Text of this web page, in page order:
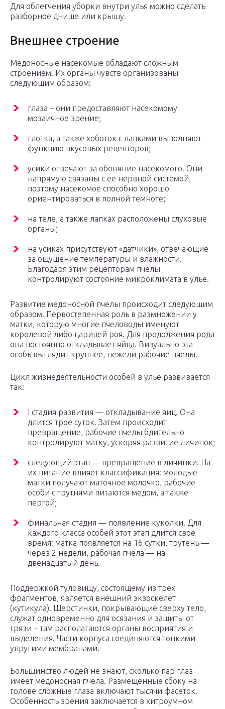
Для облегчения уборки внутри улья можно сделать
разборное днище или крышу.
Внешнее строение
Медоносные насекомые обладают сложным
строением. Их органы чувств организованы
следующим образом:
глаза – они предоставляют насекомому
мозаичное зрение;
глотка, а также хоботок с лапками выполняют
функцию вкусовых рецепторов;
усики отвечают за обоняние насекомого. Они
напрямую связаны с ее нервной системой,
поэтому насекомое способно хорошо
ориентироваться в полной темноте;
на теле, а также лапках расположены слуховые
органы;
на усиках присутствуют «датчики», отвечающие
за ощущение температуры и влажности.
Благодаря этим рецепторам пчелы
контролируют состояние микроклимата в улье.
Развитие медоносной пчелы происходит следующим
образом. Первостепенная роль в размножении у
матки, которую многие пчеловоды именуют
королевой либо царицей роя. Для продолжения рода
она постоянно откладывает яйца. Визуально эта
особь выглядит крупнее, нежели рабочие пчелы.
Цикл жизнедеятельности особей в улье развивается
так:
I стадия развития — откладывание яиц. Она
длится трое суток. Затем происходит
превращение, рабочие пчелы бдительно
контролируют матку, ускоряя развитие личинок;
следующий этап — превращение в личинки. На
их питание влияет классификация: молодые
матки получают маточное молочко, рабочие
особи с трутнями питаются медом, а также
пергой;
финальная стадия — появление куколки. Для
каждого класса особей этот этап длится свое
время: матка появляется на 16 сутки, трутень —
через 2 недели, рабочая пчела — на
двенадцатый день.
Поддержкой туловищу, состоящему из трех
фрагментов, является внешний экзоскелет
(кутикула). Шерстинки, покрывающие сверху тело,
служат одновременно для осязания и защиты от
грязи – там располагаются органы восприятия и
выделения. Части корпуса соединяются тонкими
упругими мембранами.
Большинство людей не знают, сколько пар глаз
имеет медоносная пчела. Размещенные сбоку на
голове сложные глаза включают тысячи фасеток.
Особенность зрения заключается в хитроумном